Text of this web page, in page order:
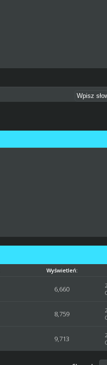
Wyświetleń:
6,660
8,759
9,713